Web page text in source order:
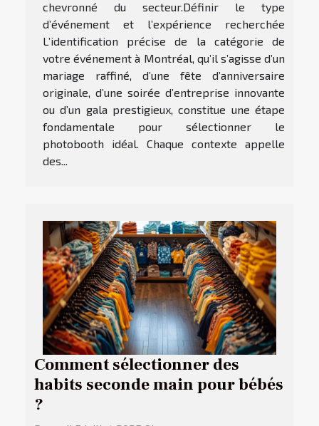
chevronné du secteur.Définir le type
d’événement et l’expérience recherchée
L’identification précise de la catégorie de
votre événement à Montréal, qu’il s’agisse d’un
mariage raffiné, d’une fête d’anniversaire
originale, d’une soirée d’entreprise innovante
ou d’un gala prestigieux, constitue une étape
fondamentale pour sélectionner le
photobooth idéal. Chaque contexte appelle
des...
Comment sélectionner des
habits seconde main pour bébés
?